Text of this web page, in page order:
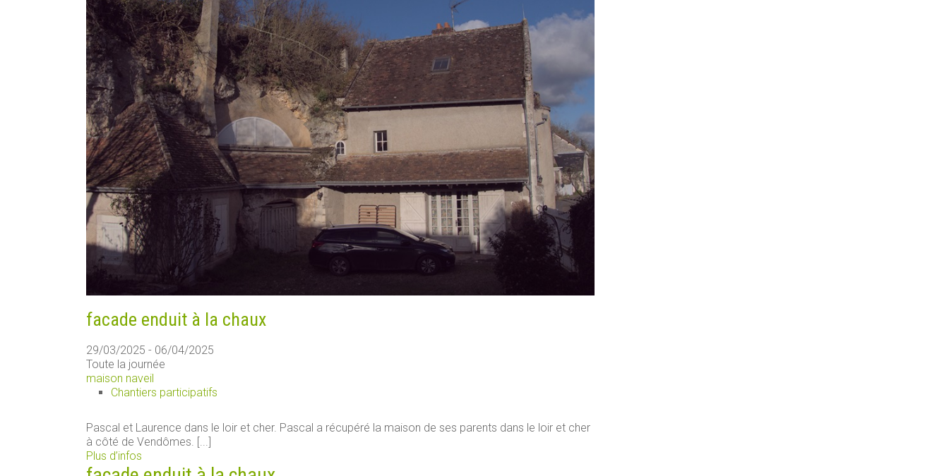
facade enduit à la chaux
29/03/2025 - 06/04/2025
Toute la journée
maison naveil
Chantiers participatifs
Pascal et Laurence dans le loir et cher. Pascal a récupéré la maison de ses parents dans le loir et cher
à côté de Vendômes. [...]
Plus d’infos